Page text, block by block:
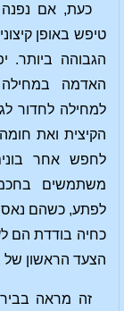
כעת, אם נפנה
טיפש באופן
הגבוהה ביותר.
האדמה
למחילה לחדור
הקיצית ואת
לחפש אחר
משתמשים
לפתע, כשהם
כחיה בודדת הם
הצעד הראשון של
זה מראה